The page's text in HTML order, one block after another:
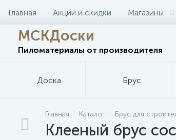
Главная Акции и скидки Магазины
МСКДоски
Пиломатериалы от производителя
Доска Брус
Главная Каталог Брус для
Клееный брус